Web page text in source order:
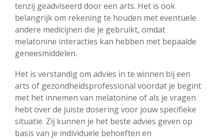
tenzij geadviseerd door een arts. Het is ook
belangrijk om rekening te houden met eventuele
andere medicijnen die je gebruikt, omdat
melatonine interacties kan hebben met bepaalde
geneesmiddelen.
Het is verstandig om advies in te winnen bij een
arts of gezondheidsprofessional voordat je begint
met het innemen van melatonine of als je vragen
hebt over de juiste dosering voor jouw specifieke
situatie. Zij kunnen je het beste advies geven op
basis van je individuele behoeften en